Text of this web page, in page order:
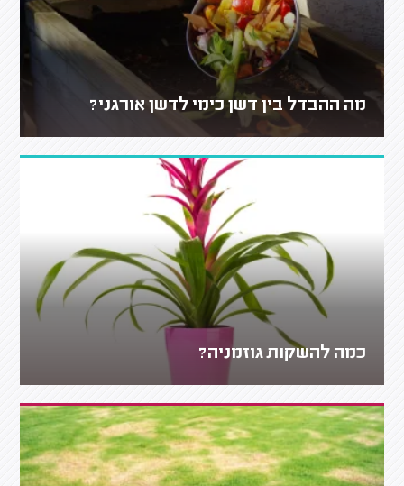
מה ההבדל בין דשן כימי לדשן אורגני?
כמה להשקות גוזמניה?